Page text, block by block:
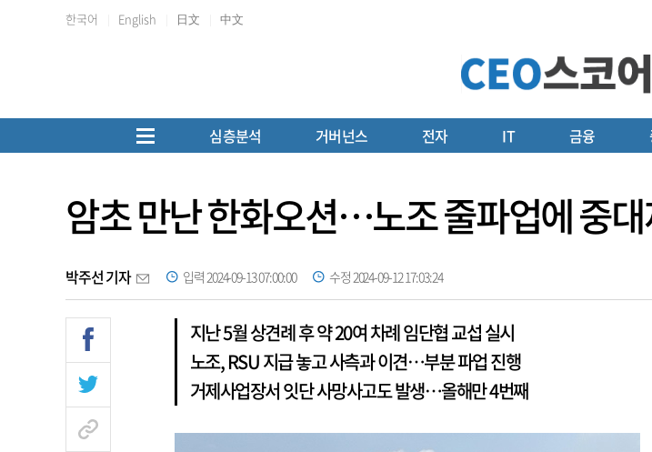
한국어 English 日文 中文
심층분석 거버넌스 전자 IT 금융
암초 만난 한화오션…노조 줄파업에 중대
박주선 기자 입력 2024-09-13 07:00:00 수정 2024-09-12 17:03:24
지난 5월 상견례 후 약 20여 차례 임단협 교섭 실시
노조, RSU 지급 놓고 사측과 이견…부분 파업 진행
거제사업장서 잇단 사망사고도 발생…올해만 4번째